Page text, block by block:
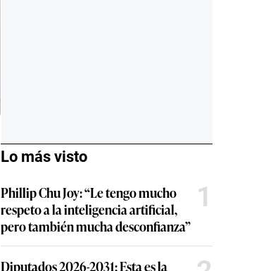
Lo más visto
Phillip Chu Joy: “Le tengo mucho
respeto a la inteligencia artificial,
pero también mucha desconfianza”
1
Diputados 2026-2031: Esta es la